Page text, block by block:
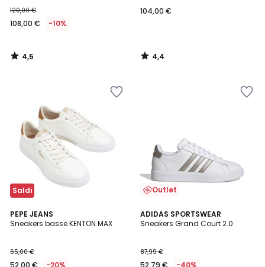
120,00 €
108,00 € -10%
4,5
/
104,00 €
4,4
/
Saldi
PEPE JEANS
Sneakers basse KENTON MAX
65,00 €
52,00 € -20%
4,3
/ 5
Outlet
ADIDAS SPORTSWEAR
Sneakers Grand Court 2.0
87,99 €
52,79 € -40%
4,8
/ 5